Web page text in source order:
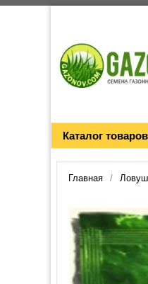
Каталог товаров
Главная